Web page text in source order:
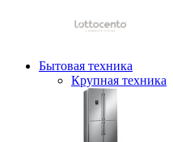
Бытовая техника
Крупная техника